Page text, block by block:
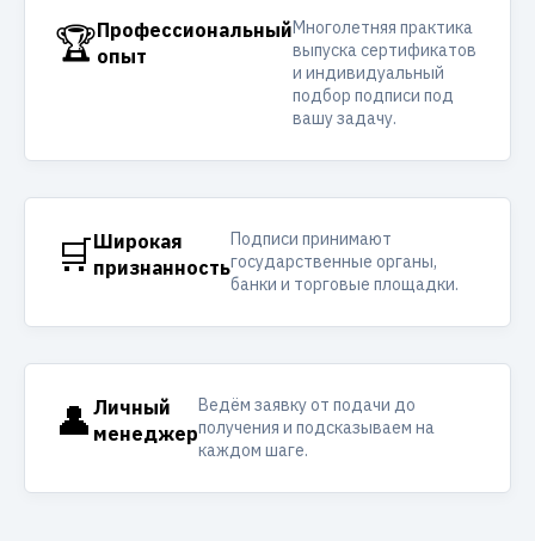
🏆Профессиональный
опыт
Многолетняя практика
выпуска сертификатов
и индивидуальный
подбор подписи под
вашу задачу.
🛒Широкая
признанность
Подписи принимают
государственные органы,
банки и торговые площадки.
👤 Личный
менеджер
Ведём заявку от подачи до
получения и подсказываем на
каждом шаге.